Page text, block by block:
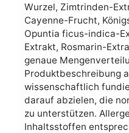
Wurzel, Zimtrinden-
Cayenne-Frucht,
Opuntia ficus-indica-
Extrakt, Rosmarin-
genaue
Produktbeschreibung
wissenschaftlich
darauf abzielen, die
zu unterstützen.
Inhaltsstoffen